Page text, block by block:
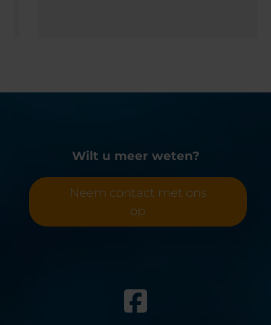
Wilt u meer weten?
Neem contact met ons
op